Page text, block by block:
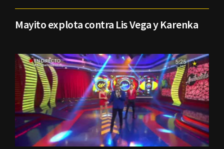
Mayito explota contra Lis Vega y Karenka